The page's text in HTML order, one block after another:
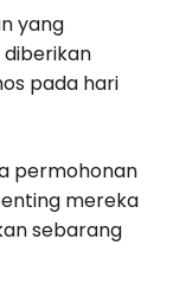
yang
pada hari
permohonan
mereka
sebarang